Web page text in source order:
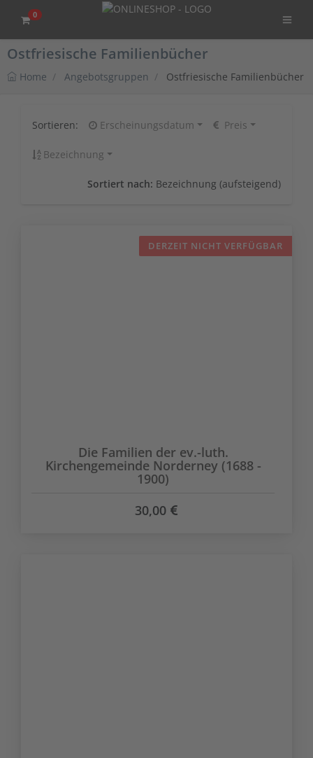
0
Ostfriesische Familienbücher
Home Angebotsgruppen Ostfriesische Familienbücher
Sortieren: Erscheinungsdatum Preis
Bezeichnung
Sortiert nach: Bezeichnung (aufsteigend)
DERZEIT NICHT VERFÜGBAR
Die Familien der ev.-luth.
Kirchengemeinde Norderney (1688 -
1900)
30,00